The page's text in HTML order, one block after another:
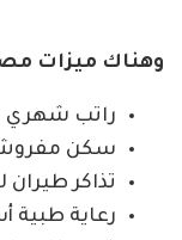
وهناك ميزات
راتب شهري
سكن
تذاكر
رعاية طبية